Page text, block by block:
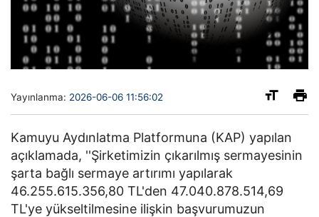
Yayınlanma: 2026-06-06 11:56:02
Kamuyu Aydınlatma Platformuna (KAP) yapılan
açıklamada, ''Şirketimizin çıkarılmış sermayesinin
şarta bağlı sermaye artırımı yapılarak
46.255.615.356,80 TL'den 47.040.878.514,69
TL'ye yükseltilmesine ilişkin başvurumuzun